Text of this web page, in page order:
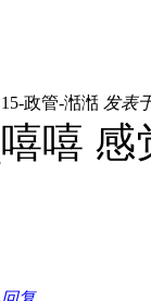
15-政管-湉湉 发表
嘻嘻 感